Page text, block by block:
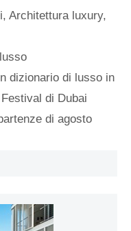
,Architettura luxury,
dizionario di lusso in
di Dubai
di agosto